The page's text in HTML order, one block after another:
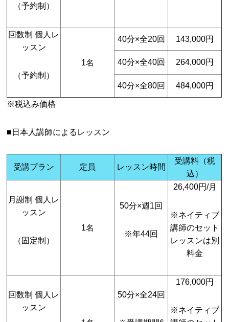
（予約制）
回数制 個人レ
ッスン
（予約制）
1名
40分×全20回 143,000円
40分×全40回 264,000円
40分×全80回
484,000円
※税込み価格
■日本人講師によるレッスン
受講プラン 定員 レッスン時間
受講料（税
込）
月謝制 個人レ
ッスン
（固定制）
1名
50分×週1回
※年44回
26,400円/月
※ネイティブ
講師のセット
レッスンは別
料金
回数制 個人レ
ッスン
50分×全24回
176,000円
※ネイティブ